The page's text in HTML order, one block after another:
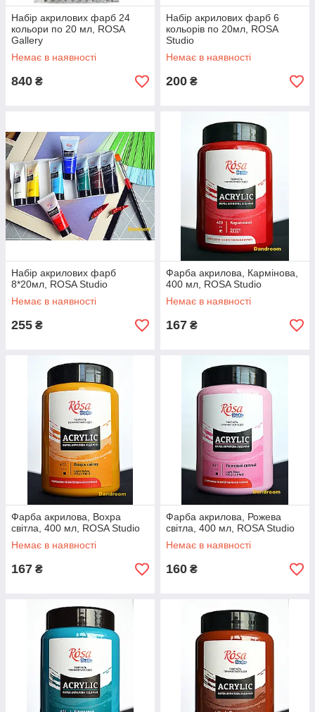
Набір акрилових фарб 24
кольори по 20 мл, ROSA
Gallery
Немає в наявності
840 ₴
Набір акрилових фарб 6
кольорів по 20мл, ROSA
Studio
Немає в наявності
200 ₴
Набір акрилових фарб
8*20мл, ROSA Studio
Немає в наявності
255 ₴
Фарба акрилова, Кармінова,
400 мл, ROSA Studio
Немає в наявності
167 ₴
Фарба акрилова, Вохра
світла, 400 мл, ROSA Studio
Немає в наявності
167 ₴
Фарба акрилова, Рожева
світла, 400 мл, ROSA Studio
Немає в наявності
160 ₴